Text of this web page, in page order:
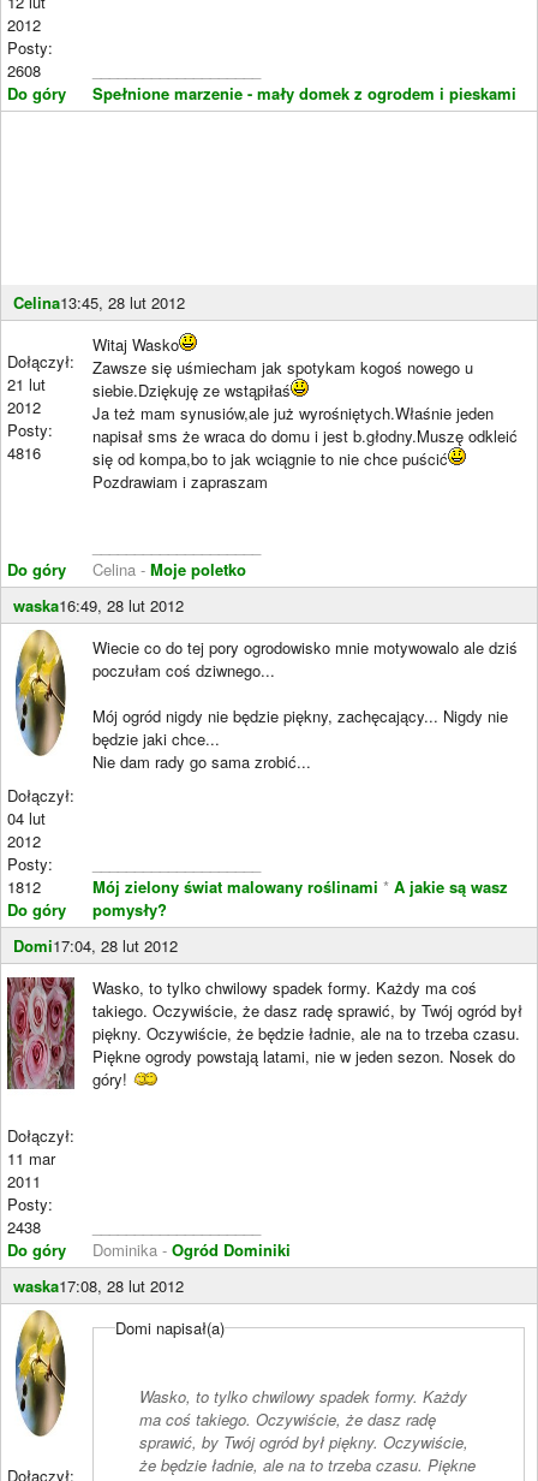
2012
Posty:
2608
Do góry
Spełnione marzenie - mały domek z ogrodem i pieskami
Celina13:45, 28 lut 2012
Dołączył:
21 lut
2012
Posty:
4816
Do góry
Witaj Wasko
Zawsze się uśmiecham jak spotykam kogoś nowego u
siebie.Dziękuję ze wstąpiłaś
Ja też mam synusiów,ale już wyrośniętych.Właśnie jeden
napisał sms że wraca do domu i jest b.głodny.Muszę odkleić
się od kompa,bo to jak wciągnie to nie chce puścić
Pozdrawiam i zapraszam
Celina - Moje poletko
waska16:49, 28 lut 2012
Dołączył:
04 lut
2012
Posty:
1812
Do góry
Wiecie co do tej pory ogrodowisko mnie motywowalo ale dziś
poczułam coś dziwnego...
Mój ogród nigdy nie będzie piękny, zachęcający... Nigdy nie
będzie jaki chce...
Nie dam rady go sama zrobić...
Mój zielony świat malowany roślinami * A jakie są wasz
pomysły?
Domi17:04, 28 lut 2012
Dołączył:
11 mar
2011
Posty:
2438
Do góry
Wasko, to tylko chwilowy spadek formy. Każdy ma coś
takiego. Oczywiście, że dasz radę sprawić, by Twój ogród był
piękny. Oczywiście, że będzie ładnie, ale na to trzeba czasu.
Piękne ogrody powstają latami, nie w jeden sezon. Nosek do
góry!
Dominika - Ogród Dominiki
waska17:08, 28 lut 2012
Dołączył:
Domi napisał(a)
Wasko, to tylko chwilowy spadek formy. Każdy
ma coś takiego. Oczywiście, że dasz radę
sprawić, by Twój ogród był piękny. Oczywiście,
że będzie ładnie, ale na to trzeba czasu. Piękne